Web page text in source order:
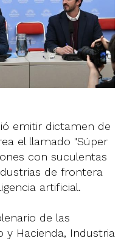
emitir dictamen de
el llamado "Súper
con suculentas
de frontera
artificial.
de las
y Hacienda, Industria